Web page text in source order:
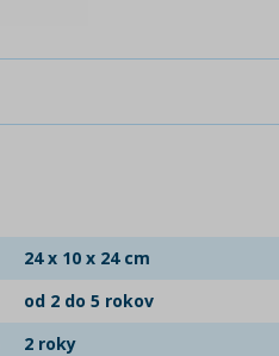
24 x 10 x 24 cm
od 2 do 5 rokov
2 roky